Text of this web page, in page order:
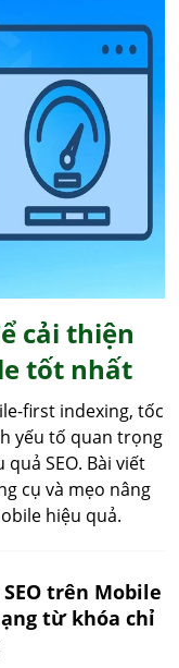
cải thiện
tốt nhất
first indexing, tốc
yếu tố quan trọng
SEO. Bài viết
cụ và mẹo nâng
hiệu quả.
trên Mobile
từ khóa chỉ